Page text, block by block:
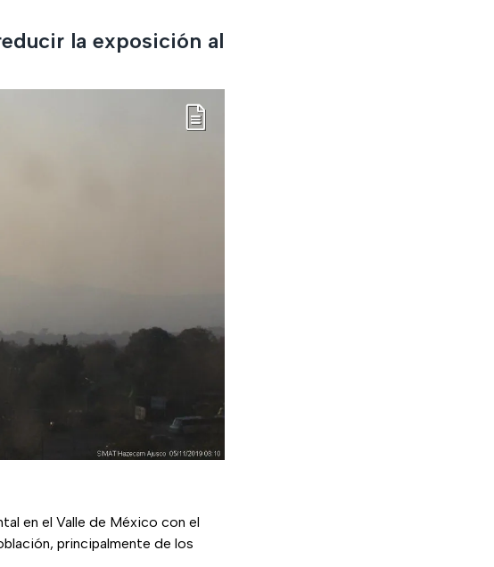
la exposición al
en el Valle de México con el
principalmente de los